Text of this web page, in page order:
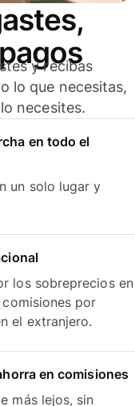
y recibas
lo que necesitas,
necesites.
en todo el
un solo lugar y
los sobreprecios en
por
el extranjero.
en comisiones
más lejos, sin